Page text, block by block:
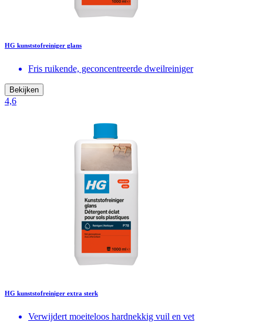
HG kunststofreiniger glans
Fris ruikende, geconcentreerde dweilreiniger
Bekijken
4,6
HG kunststofreiniger extra sterk
Verwijdert moeiteloos hardnekkig vuil en vet